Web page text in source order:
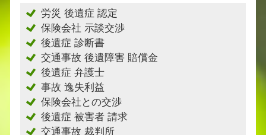
労災 後遺症 認定
保険会社 示談交渉
後遺症 診断書
交通事故 後遺障害 賠償金
後遺症 弁護士
事故 逸失利益
保険会社との交渉
後遺症 被害者 請求
交通事故 裁判所